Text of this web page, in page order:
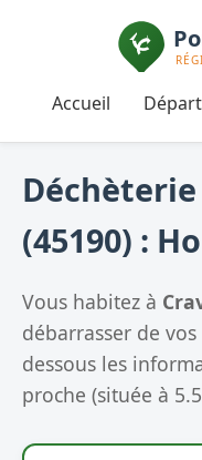
Accueil
(45190) :
Vous habitez à
débarrasser de
dessous les
proche (située à